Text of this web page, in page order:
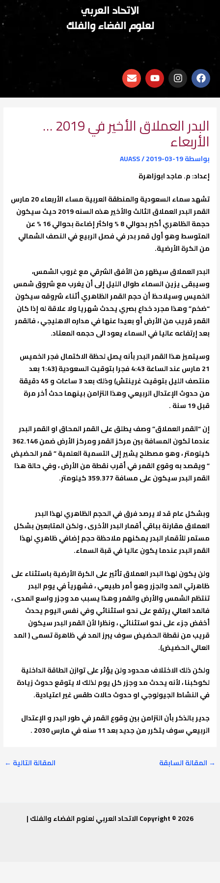
الاتحاد العربي
لعلوم الفضاء والفلك
F
a
c
e
o
o
k
I
n
s
t
g
r
a
m
Y
o
u
t
b
e
E
n
v
e
o
p البدر العملاق الأخير في 2019 …
الأربعاء
بواسطة AUASS/2019-03-19
إعداد: م. ماجد ابوزاهرة
تشهد سماء السعودية والمنطقة العربية مساء الأربعاء 20 مارس
القمر البدر العملاق الثالث والأخير هذه السنه 2019 حيث سيكون
حجمة الظاهري أكبر بحوالي 8 % واكثر إضاءة بحوالي 16 % عن
المتوسط وهو أول قمر بدر في فصل الربيع في النصف الشمالي
من الكرة الأرضية.
البدر العملاق سيظهر من الأفق الشرقي مع غروب الشمس،
وسيبقى يزين السماء طوال الليل إلى أن يغرب مع شروق شمس
الخميس وسيلاحظ أن حجم القمر الظاهري أثناء شروقه سيكون
“ضخم” وهذا مجرد خداع بصري يحدث شهريا ولا علاقة له إذا كان
القمر قريب من الأرض أو بعيدا عنها في مداره الاهليجي ، فالقمر
بعد إرتفاعه عاليا في السماء يعود الى حجمه المعتاد.
وسيتميز هذا القمر البدر بأنه يصل لحظة الاكتمال فجر الخميس
21 مارس عند الساعة 4:43 فجرا بتوقيت السعودية (1:43 بعد
منتصف الليل بتوقيت غرينتش) وذلك بعد 3 ساعات و 45 دقيقة
من حدوث الإعتدال الربيعي وهذا التزامن بينهما حدث أخر مرة
قبل 19 سنة .
إن “القمر العملاق” وصف يطلق على القمر المحاق او القمر البدر
عندما تكون المسافة بين مركز القمر ومركز الأرض ضمن 362.146
كيلومتر ، وهو مصطلح يشير إلى التسمية العلمية ” قمر الحضيض
” ويقصد به وقوع القمر في أقرب نقطة من الأرض ، وفي حالة هذا
القمر البدر سيكون على مسافة 359.377 كيلومتر.
وبشكل عام قد لا يرصد فرق في الحجم الظاهري لهذا البدر
العملاق مقارنة بباقي أقمار البدر الأخرى ، ولكن المتابعين بشكل
مستمر للأقمار البدر يمكنهم ملاحظة حجم إضافي ظاهري لهذا
القمر البدر عندما يكون عاليا في قبة السماء.
ولن يكون لهذا البدر العملاق تأثير على الكرة الأرضية باستثناء على
ظاهرتي المد والجزر وهو أمر طبيعي ، فشهرياً في يوم البدر
تنتظم الشمس والأرض والقمر وهذا يسبب مد وجزر واسع المدى ،
فالمد العالي يرتفع على نحو استثنائي وفي نفس اليوم يحدث
أخفض جزء على نحو استثنائي ، ونظرا لأن القمر البدر سيكون
قريب من نقطة الحضيض سوف يبرز المد في ظاهرة تسمى ( المد
العالي الحضيض).
ولكن ذلك الاختلاف محدود ولن يؤثر على توازن الطاقة الداخلية
لكوكبنا ، لأنه يحدث مد وجزر كل يوم لذلك لا يتوقع حدوث زيادة
في النشاط الجيولوجي او حدوث حالات طقس غير اعتيادية.
جدير بالذكر بأن التزامن بين وقوع القمر في طور البدر و الإعتدال
الربيعي سوف يتكرر من جديد بعد 11 سنه في مارس 2030 .
→ المقالة السابقة المقالة التالية ←
Copyright © 2026 الاتحاد العربي لعلوم الفضاء والفلك |